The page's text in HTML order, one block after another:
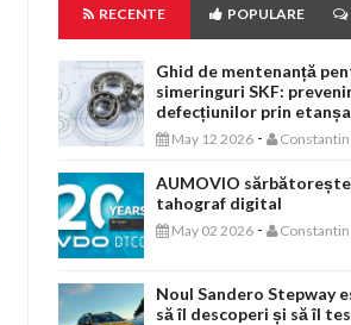
RECENTE POPULARE
Ghid de mentenanță
simeringuri SKF:
defecțiunilor prin
May 12 2026 - Constantin
AUMOVIO sărbătorește
tahograf digital
May 02 2026 - Constantin
Noul Sandero Stepway
să îl descoperi și să îl